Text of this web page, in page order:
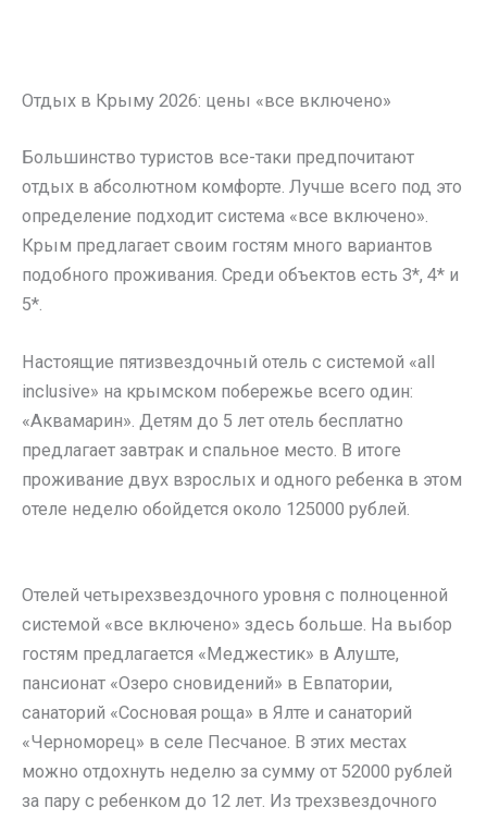
Отдых в Крыму 2026: цены «все включено»
Большинство туристов все-таки предпочитают
отдых в абсолютном комфорте. Лучше всего под это
определение подходит система «все включено».
Крым предлагает своим гостям много вариантов
подобного проживания. Среди объектов есть 3*, 4* и
5*.
Настоящие пятизвездочный отель с системой «all
inclusive» на крымском побережье всего один:
«Аквамарин». Детям до 5 лет отель бесплатно
предлагает завтрак и спальное место. В итоге
проживание двух взрослых и одного ребенка в этом
отеле неделю обойдется около 125000 рублей.
Отелей четырехзвездочного уровня с полноценной
системой «все включено» здесь больше. На выбор
гостям предлагается «Меджестик» в Алуште,
пансионат «Озеро сновидений» в Евпатории,
санаторий «Сосновая роща» в Ялте и санаторий
«Черноморец» в селе Песчаное. В этих местах
можно отдохнуть неделю за сумму от 52000 рублей
за пару с ребенком до 12 лет. Из трехзвездочного